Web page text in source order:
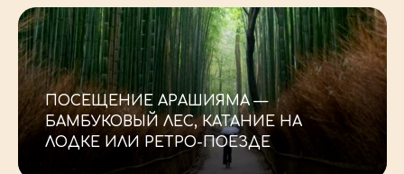
-
ПОСЕЩЕНИЕ АРАШИЯМА —
БАМБУКОВЫЙ ЛЕС, КАТАНИЕ НА
ЛОДКЕ ИЛИ РЕТРО-ПОЕЗДЕ